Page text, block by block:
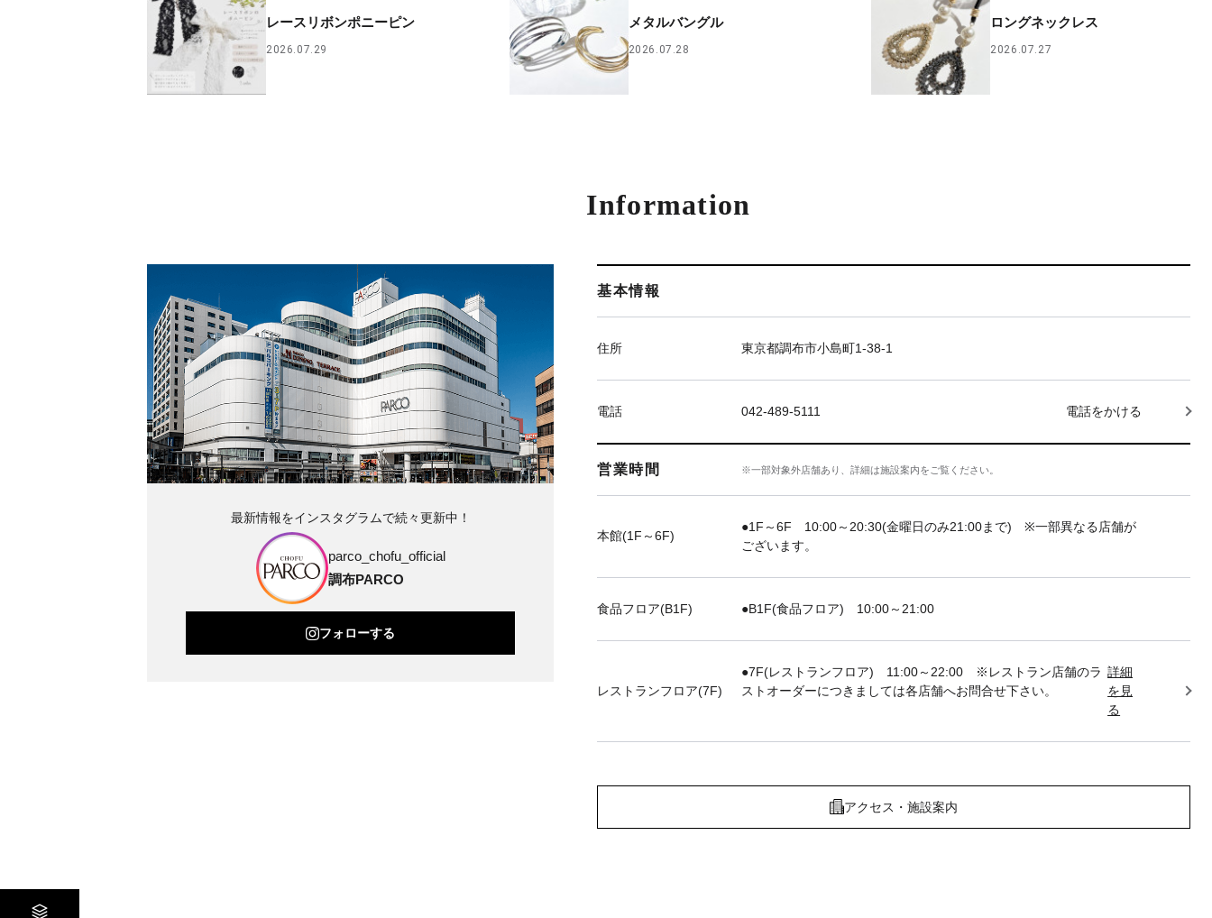
レースリボンポニーピン
2026.07.29
メタルバングル
2026.07.28
ロングネックレス
2026.07.27
Information
基本情報
住所 東京都調布市小島町1-38-1
電話 042-489-5111 電話をかける
営業時間 ※一部対象外店舗あり、詳細は施設案内をご覧ください。
本館(1F～6F)
●1F～6F 10:00～20:30(金曜日のみ21:00まで) ※一部異なる店舗が
ございます。
食品フロア(B1F) ●B1F(食品フロア) 10:00～21:00
レストランフロア(7F)
●7F(レストランフロア) 11:00～22:00 ※レストラン店舗のラ
ストオーダーにつきましては各店舗へお問合せ下さい。
詳細
を見
る
アクセス・施設案内
最新情報をインスタグラムで続々更新中！
parco_chofu_official
調布PARCO
フォローする